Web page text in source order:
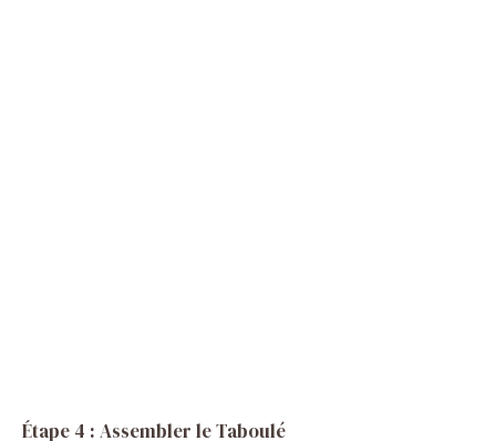
Étape 4 : Assembler le Taboulé